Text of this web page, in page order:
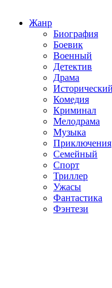
Жанр
Биография
Боевик
Военный
Детектив
Драма
Исторический
Комедия
Криминал
Мелодрама
Музыка
Приключения
Семейный
Спорт
Триллер
Ужасы
Фантастика
Фэнтези